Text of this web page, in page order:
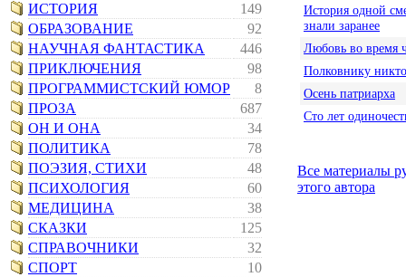
ИСТОРИЯ
149
ОБРАЗОВАНИЕ
92
НАУЧНАЯ ФАНТАСТИКА
446
ПРИКЛЮЧЕНИЯ
98
ПРОГРАММИСТСКИЙ ЮМОР
8
ПРОЗА
687
ОН И ОНА
34
ПОЛИТИКА
78
ПОЭЗИЯ, СТИХИ
48
ПСИХОЛОГИЯ
60
МЕДИЦИНА
38
СКАЗКИ
125
СПРАВОЧНИКИ
32
СПОРТ
10
История одной
знали заранее
Любовь во время
Полковнику
Осень патриарха
Сто лет
Все материалы
этого автора